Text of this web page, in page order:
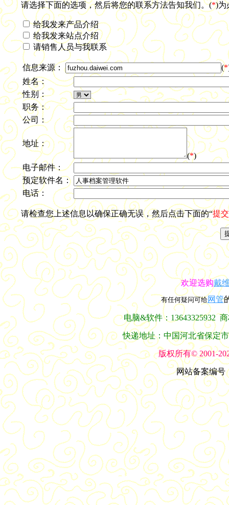
请选择下面的选项，然后将您的联系方法告知我们。(*)为
给我发来产品介绍
给我发来站点介绍
请销售人员与我联系
信息来源： (*
姓名：
性别：
职务：
公司：
地址：
(*)
电子邮件：
预定软件名：
电话：
请检查您上述信息以确保正确无误，然后点击下面的“提
欢迎选购戴
有任何疑问可给网管
电脑&软件：13643325932
快递地址：中国河北省保定
版权所有© 2001-
网站备案编号